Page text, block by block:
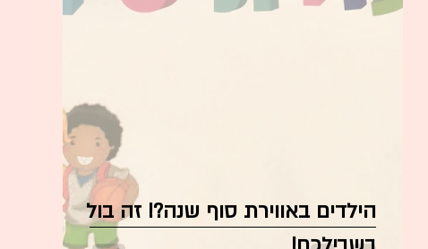
הילדים באווירת סוף שנה?! זה בול